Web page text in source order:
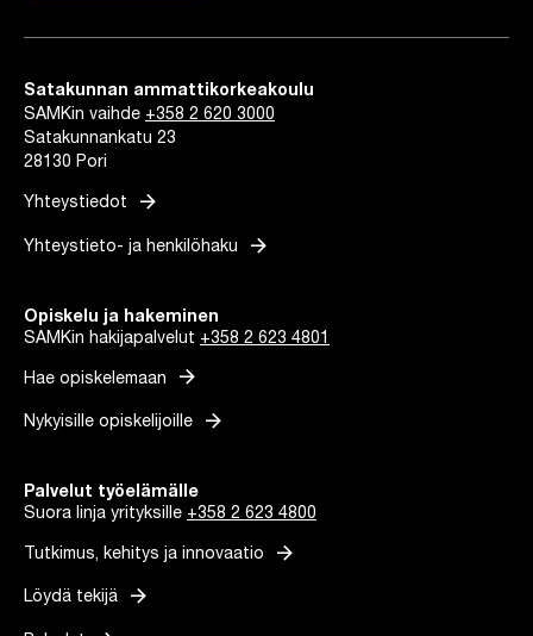
Satakunnan ammattikorkeakoulu
SAMKin vaihde +358 2 620 3000
Satakunnankatu 23
28130 Pori
Yhteystiedot arrow_forward
Yhteystieto- ja henkilöhaku arrow_forward
Opiskelu ja hakeminen
SAMKin hakijapalvelut +358 2 623 4801
Hae opiskelemaan arrow_forward
Nykyisille opiskelijoille arrow_forward
Palvelut työelämälle
Suora linja yrityksille +358 2 623 4800
Tutkimus, kehitys ja innovaatio arrow_forward
Löydä tekijä arrow_forward